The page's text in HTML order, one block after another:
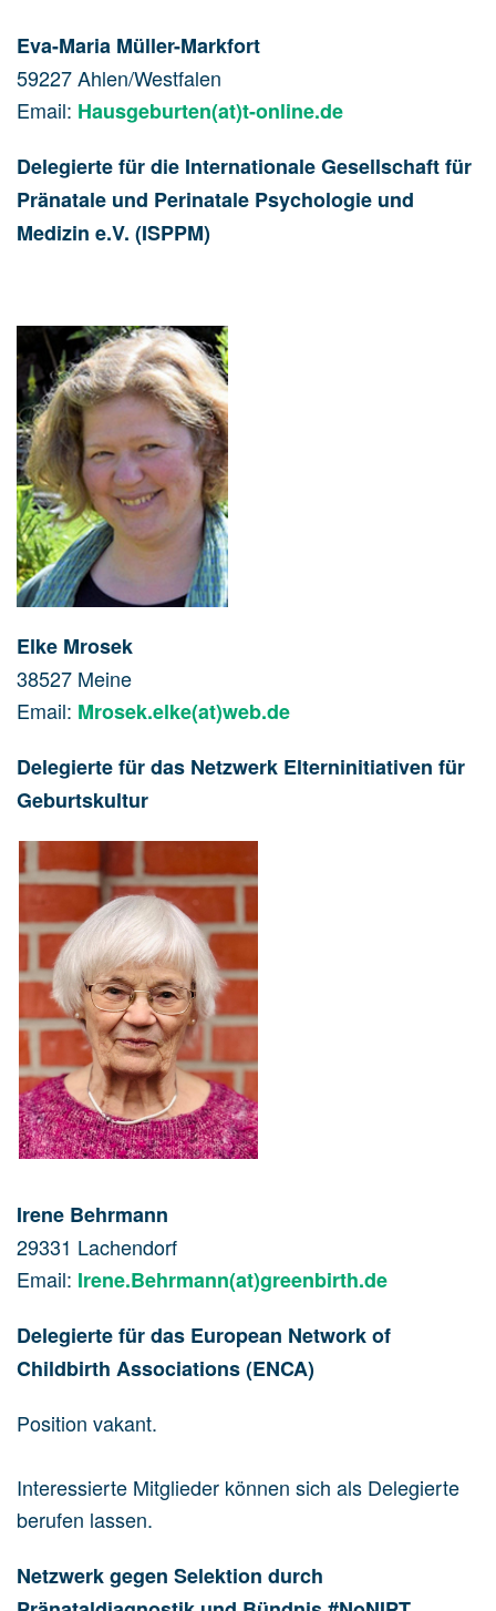
Eva-Maria Müller-Markfort
59227 Ahlen/Westfalen
Email: Hausgeburten(at)t-online.de
Delegierte für die Internationale Gesellschaft für
Pränatale und Perinatale Psychologie und
Medizin e.V. (ISPPM)
Elke Mrosek
38527 Meine
Email: Mrosek.elke(at)web.de
Delegierte für das Netzwerk Elterninitiativen für
Geburtskultur
Irene Behrmann
29331 Lachendorf
Email: Irene.Behrmann(at)greenbirth.de
Delegierte für das European Network of
Childbirth Associations (ENCA)
Position vakant.
Interessierte Mitglieder können sich als Delegierte
berufen lassen.
Netzwerk gegen Selektion durch